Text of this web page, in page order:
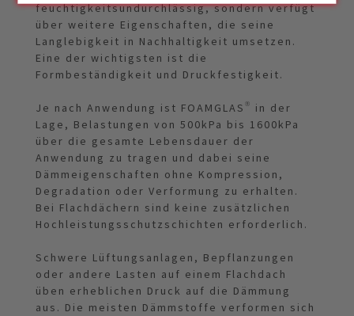
feuchtigkeitsundurchlässig, sondern verfügt
über weitere Eigenschaften, die seine
Langlebigkeit in Nachhaltigkeit umsetzen.
Eine der wichtigsten ist die
Formbeständigkeit und Druckfestigkeit.
Je nach Anwendung ist FOAMGLAS® in der
Lage, Belastungen von 500kPa bis 1600kPa
über die gesamte Lebensdauer der
Anwendung zu tragen und dabei seine
Dämmeigenschaften ohne Kompression,
Degradation oder Verformung zu erhalten.
Bei Flachdächern sind keine zusätzlichen
Hochleistungsschutzschichten erforderlich.
Schwere Lüftungsanlagen, Bepflanzungen
oder andere Lasten auf einem Flachdach
üben erheblichen Druck auf die Dämmung
aus. Die meisten Dämmstoffe verformen sich